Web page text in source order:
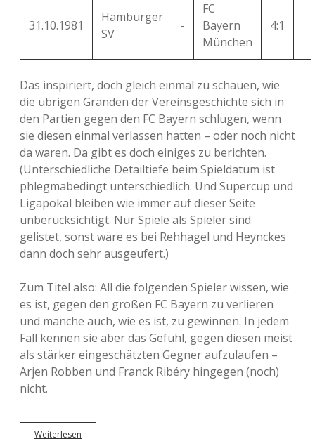
31.10.1981
Hamburger
SV
-
FC
Bayern
München
4:1
Das inspiriert, doch gleich einmal zu schauen, wie
die übrigen Granden der Vereinsgeschichte sich in
den Partien gegen den FC Bayern schlugen, wenn
sie diesen einmal verlassen hatten – oder noch nicht
da waren. Da gibt es doch einiges zu berichten.
(Unterschiedliche Detailtiefe beim Spieldatum ist
phlegmabedingt unterschiedlich. Und Supercup und
Ligapokal bleiben wie immer auf dieser Seite
unberücksichtigt. Nur Spiele als Spieler sind
gelistet, sonst wäre es bei Rehhagel und Heynckes
dann doch sehr ausgeufert.)
Zum Titel also: All die folgenden Spieler wissen, wie
es ist, gegen den großen FC Bayern zu verlieren
und manche auch, wie es ist, zu gewinnen. In jedem
Fall kennen sie aber das Gefühl, gegen diesen meist
als stärker eingeschätzten Gegner aufzulaufen –
Arjen Robben und Franck Ribéry hingegen (noch)
nicht.
Weiterlesen